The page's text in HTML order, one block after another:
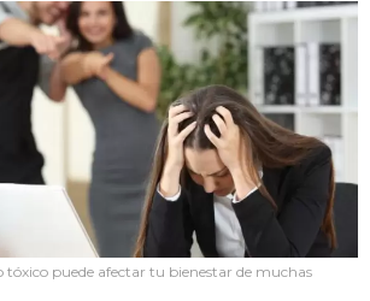
puede afectar tu bienestar de muchas